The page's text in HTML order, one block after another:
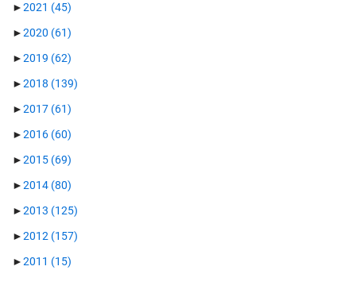
►2021 (45)
►2020 (61)
►2019 (62)
►2018 (139)
►2017 (61)
►2016 (60)
►2015 (69)
►2014 (80)
►2013 (125)
►2012 (157)
►2011 (15)